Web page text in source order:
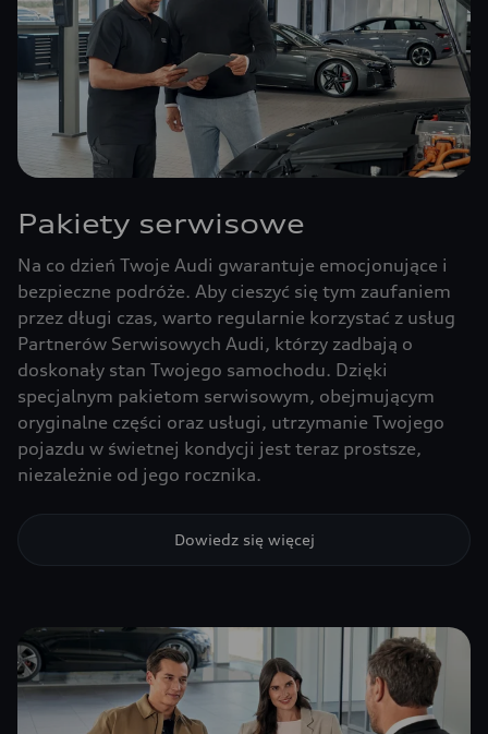
Pakiety serwisowe
Na co dzień Twoje Audi gwarantuje emocjonujące i
bezpieczne podróże. Aby cieszyć się tym zaufaniem
przez długi czas, warto regularnie korzystać z usług
Partnerów Serwisowych Audi, którzy zadbają o
doskonały stan Twojego samochodu. Dzięki
specjalnym pakietom serwisowym, obejmującym
oryginalne części oraz usługi, utrzymanie Twojego
pojazdu w świetnej kondycji jest teraz prostsze,
niezależnie od jego rocznika.
Dowiedz się więcej